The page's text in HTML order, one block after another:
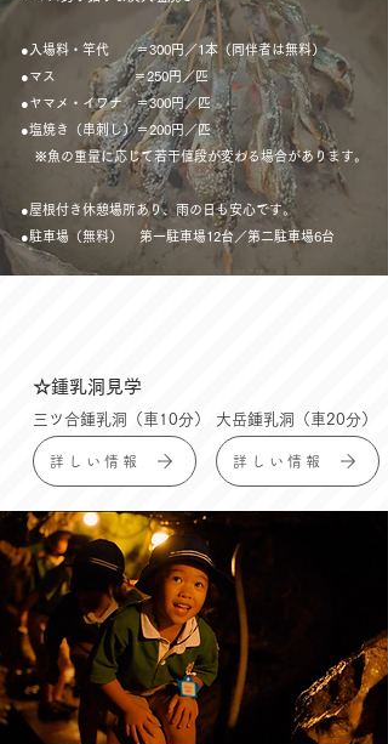
●入場料・竿代 ＝300円／1本（同伴者は無料）
●マス ＝250円／匹
●ヤマメ・イワナ ＝300円／匹
●塩焼き（串刺し）＝200円／匹
※魚の重量に応じて若干値段が変わる場合があります。
●屋根付き休憩場所あり、雨の日も安心です。
●駐車場（無料） 第一駐車場12台／第二駐車場6台
☆鍾乳洞見学
三ツ合鍾乳洞（車10分）
詳しい情報
大岳鍾乳洞（車20分）
詳しい情報